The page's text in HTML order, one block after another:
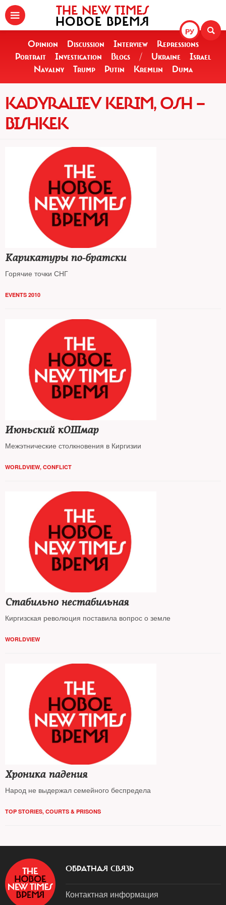
РУ
THE NEW TIMES
НОВОЕ ВРЕМЯ
Opinion Discussion Interview
Repressions
Portrait
Investigation Blogs / Ukraine
Israel
Navalny
Trump Putin Kremlin Duma
KADYRALIEV KERIM, OSH —
BISHKEK
Карикатуры по-братски
Горячие точки СНГ
EVENTS 2010
Июньский кОШмар
Межэтнические столкновения в Киргизии
WORLDVIEW, CONFLICT
Стабильно нестабильная
Киргизская революция поставила вопрос о земле
WORLDVIEW
Хроника падения
Народ не выдержал семейного беспредела
TOP STORIES, COURTS & PRISONS
ОБРАТНАЯ СВЯЗЬ
Контактная информация